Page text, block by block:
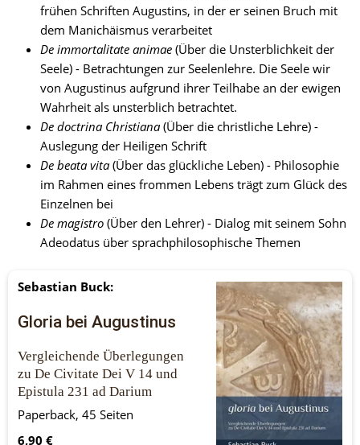
frühen Schriften Augustins, in der er seinen Bruch mit
dem Manichäismus verarbeitet
De immortalitate animae (Über die Unsterblichkeit der
Seele) - Betrachtungen zur Seelenlehre. Die Seele wir
von Augustinus aufgrund ihrer Teilhabe an der ewigen
Wahrheit als unsterblich betrachtet.
De doctrina Christiana (Über die christliche Lehre) -
Auslegung der Heiligen Schrift
De beata vita (Über das glückliche Leben) - Philosophie
im Rahmen eines frommen Lebens trägt zum Glück des
Einzelnen bei
De magistro (Über den Lehrer) - Dialog mit seinem Sohn
Adeodatus über sprachphilosophische Themen
Sebastian Buck:
Gloria bei Augustinus
Vergleichende Überlegungen
zu De Civitate Dei V 14 und
Epistula 231 ad Darium
Paperback, 45 Seiten
6,90 €